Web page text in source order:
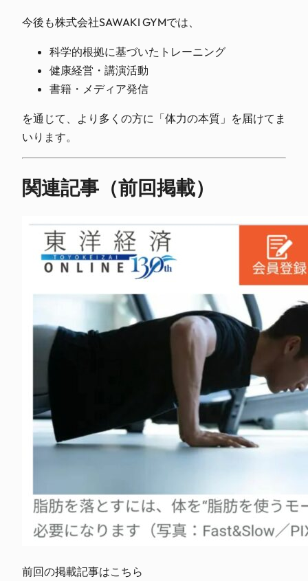
今後も株式会社SAWAKI GYMでは、
科学的根拠に基づいたトレーニング
健康経営・講演活動
書籍・メディア発信
を通じて、より多くの方に「体力の本質」を届けてま
いります。
関連記事（前回掲載）
前回の掲載記事はこちら